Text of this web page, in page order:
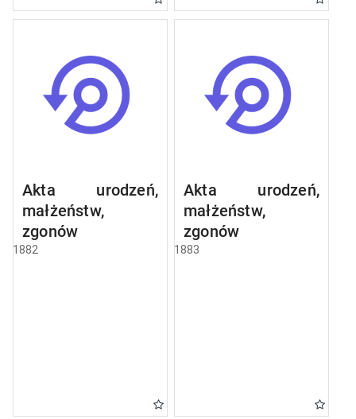
Akta urodzeń,
małżeństw,
zgonów
1882
Akta urodzeń,
małżeństw,
zgonów
1883